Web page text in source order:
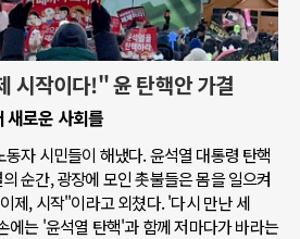
시작이다!" 윤 탄핵안 가결
새로운 사회를
자 시민들이 해냈다. 윤석열 대통령 탄핵
순간, 광장에 모인 촛불들은 몸을 일으켜
제, 시작"이라고 외쳤다. '다시 만난 세
에는 '윤석열 탄핵'과 함께 저마다가 바라는